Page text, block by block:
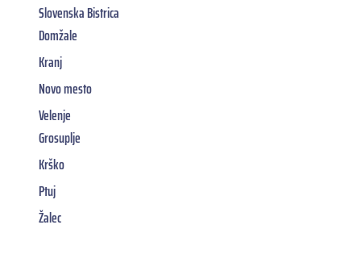
Slovenska Bistrica
Domžale
Kranj
Novo mesto
Velenje
Grosuplje
Krško
Ptuj
Žalec